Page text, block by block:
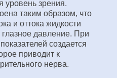
зрения.
таким образом, что
и оттока жидкости
давление. При
создается
приводит к
нерва.